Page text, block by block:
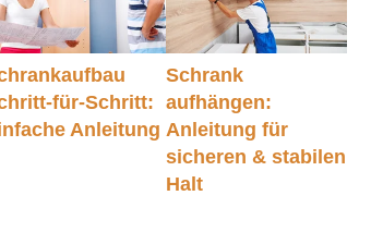
für-Schritt:
Anleitung
Schrank
aufhängen:
Anleitung für
sicheren & stabilen
Halt